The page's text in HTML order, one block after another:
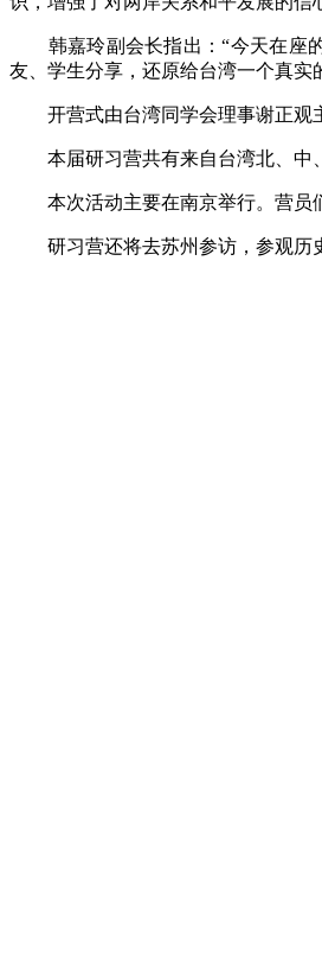
韩嘉玲副会长指出：“今天在座的
友、学生分享，还原给台湾一个真
开营式由台湾同学会理事谢正观
本届研习营共有来自台湾北、中、
本次活动主要在南京举行。营员们
研习营还将去苏州参访，参观历